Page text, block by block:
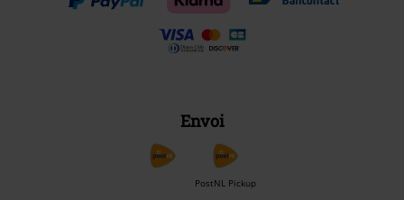
Envoi
PostNL Pickup